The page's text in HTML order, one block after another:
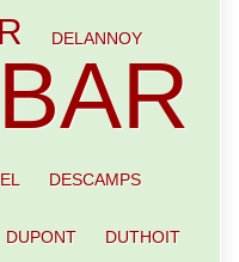
DELANNOY
DESCAMPS
DUPONT DUTHOIT